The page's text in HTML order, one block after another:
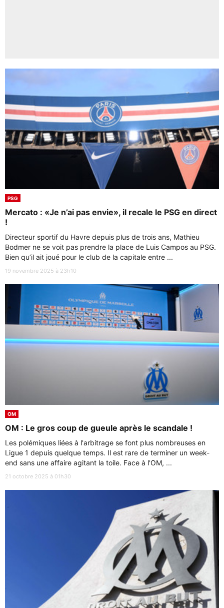
PSG
Mercato : «Je n’ai pas envie», il recale le PSG en direct
!
Directeur sportif du Havre depuis plus de trois ans, Mathieu
Bodmer ne se voit pas prendre la place de Luis Campos au PSG.
Bien qu’il ait joué pour le club de la capitale entre ...
19 novembre 2025 à 23h10
OM
OM : Le gros coup de gueule après le scandale !
Les polémiques liées à l'arbitrage se font plus nombreuses en
Ligue 1 depuis quelque temps. Il est rare de terminer un week-
end sans une affaire agitant la toile. Face à l'OM, ...
21 octobre 2025 à 01h30